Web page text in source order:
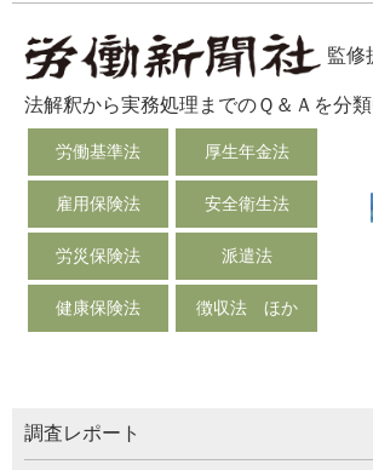
監修
法解釈から実務処理までのＱ＆Ａを分
労働基準法 厚生年金法
雇用保険法 安全衛生法
労災保険法 派遣法
健康保険法 徴収法 ほか
調査レポート